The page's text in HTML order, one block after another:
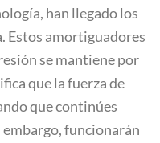
han llegado los
Estos amortiguadores
se mantiene por
que la fuerza de
que continúes
funcionarán